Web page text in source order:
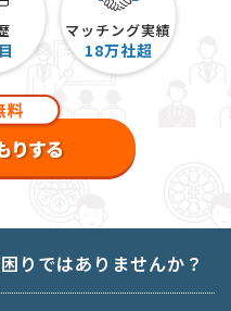
マッチング実績
18万社超
りではありませんか？